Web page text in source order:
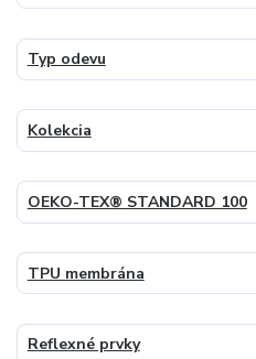
Typ odevu
Kolekcia
OEKO-TEX® STANDARD 100
TPU membrána
Reflexné prvky